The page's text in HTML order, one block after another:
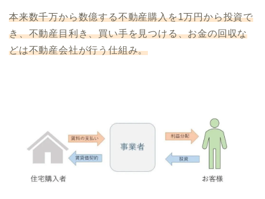
本来数千万から数億する不動産購入を1万円から投資で
き、不動産目利き、買い手を見つける、お金の回収な
どは不動産会社が行う仕組み。